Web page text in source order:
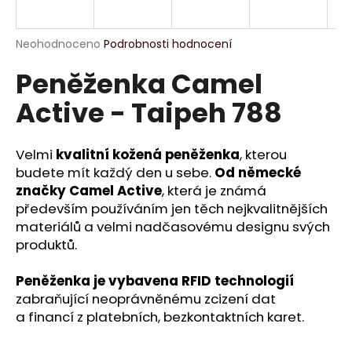
Průměrné
produktu
je
0,0
z
hvězdiček.
Neohodnoceno Podrobnosti hodnocení
Peněženka Camel
Active - Taipeh 788
Velmi kvalitní kožená peněženka, kterou
budete mít každý den u sebe. Od německé
značky Camel Active, která je známá
především používáním jen těch nejkvalitnějších
materiálů a velmi nadčasovému designu svých
produktů.
Peněženka je vybavena RFID technologií
zabraňující neoprávněnému zcizení dat
a financí z platebních, bezkontaktních karet.
j
t
?
HLEDAT
D
p
o
r